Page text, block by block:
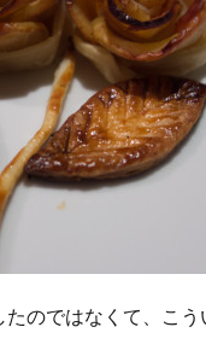
のではなくて、こ